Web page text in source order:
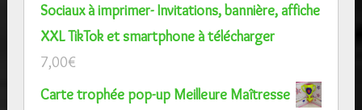
Sociaux à imprimer- Invitations, bannière, affiche
XXL TikTok et smartphone à télécharger
7,00€
Carte trophée pop-up Meilleure Maîtresse